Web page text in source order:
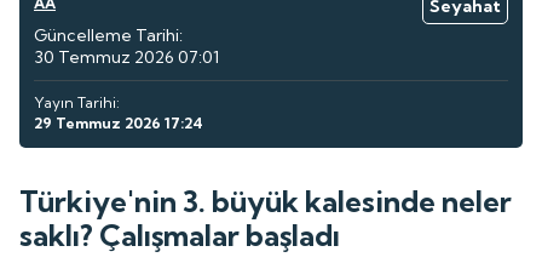
Seyahat
Güncelleme Tarihi:
30 Temmuz 2026 07:01
Yayın Tarihi:
29 Temmuz 2026 17:24
Türkiye'nin 3. büyük kalesinde neler
saklı? Çalışmalar başladı